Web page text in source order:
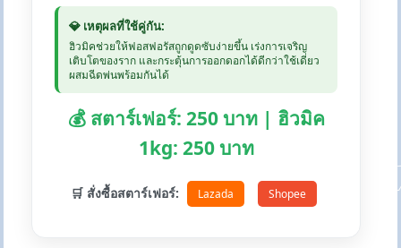
💎 เหตุผลที่ใช้คู่กัน:
ฮิวมิคช่วยให้ฟอสฟอรัสถูกดูดซับง่ายขึ้น เร่งการเจริญ
เติบโตของราก และกระตุ้นการออกดอกได้ดีกว่าใช้เดี่ยว
ผสมฉีดพ่นพร้อมกันได้
💰 สตาร์เฟอร์: 250 บาท | ฮิวมิค
1kg: 250 บาท
🛒 สั่งซื้อสตาร์เฟอร์: Lazada Shopee